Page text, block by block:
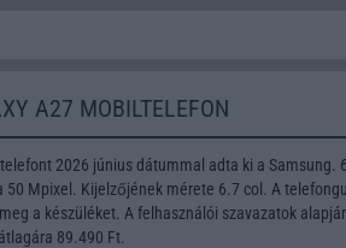
A27 MOBILTELEFON
2026 június dátummal adta ki a Samsung.
50 Mpixel. Kijelzőjének mérete 6.7 col. A
a készüléket. A felhasználói szavazatok
89.490 Ft.